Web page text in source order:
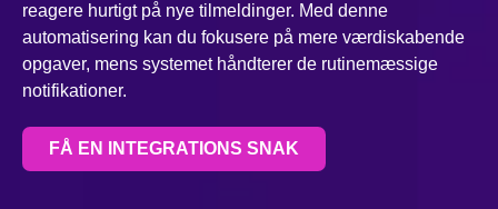
reagere hurtigt på nye tilmeldinger. Med denne
automatisering kan du fokusere på mere værdiskabende
opgaver, mens systemet håndterer de rutinemæssige
notifikationer.
FÅ EN INTEGRATIONS SNAK